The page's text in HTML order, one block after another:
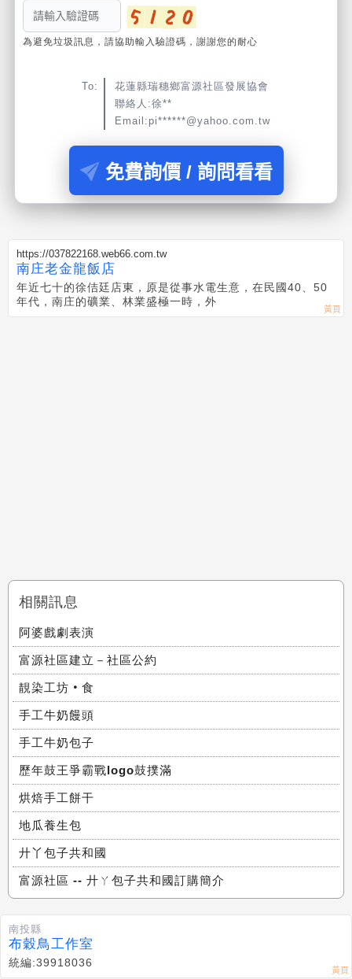
為避免垃圾訊息，請協助輸入驗證碼，謝謝您的耐心
To:
花蓮縣瑞穗鄉富源社區發展協會
聯絡人:徐**
Email:pi******@yahoo.com.tw
免費詢價 / 詢問看看
https://037822168.web66.com.tw
南庄老金龍飯店
年近七十的徐佶廷店東，原是從事水電生意，在民國40、50
年代，南庄的礦業、林業盛極一時，外
相關訊息
阿婆戲劇表演
富源社區建立－社區公約
靚染工坊‧食
手工牛奶饅頭
手工牛奶包子
歷年鼓王爭霸戰logo鼓撲滿
烘焙手工餅干
地瓜養生包
廾丫包子共和國
富源社區 -- 廾ㄚ包子共和國訂購簡介
南投縣
布穀鳥工作室
統編:39918036